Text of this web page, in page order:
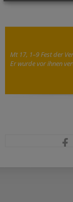
Mt 17, 1–9 Fest der
Er wurde vor ihnen